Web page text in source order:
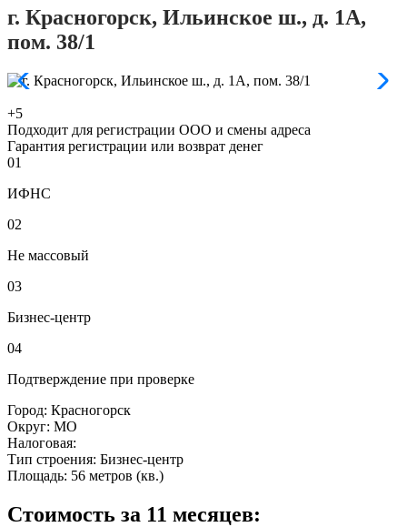
г. Красногорск, Ильинское ш., д. 1А,
пом. 38/1
+5
Подходит для регистрации ООО и смены адреса
Гарантия регистрации или возврат денег
01
ИФНС
02
Не массовый
03
Бизнес-центр
04
Подтверждение при проверке
Город: Красногорск
Округ: МО
Налоговая:
Тип строения: Бизнес-центр
Площадь: 56 метров (кв.)
Стоимость за 11 месяцев: